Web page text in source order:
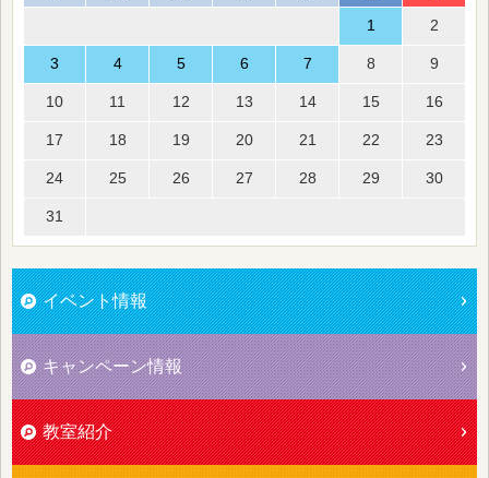
1 2
3 4 5 6 7 8 9
10 11 12 13 14 15 16
17 18 19 20 21 22 23
24 25 26 27 28 29 30
31
イベント情報
キャンペーン情報
教室紹介